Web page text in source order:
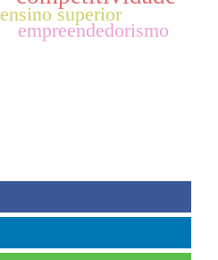
ensino superior
empreendedorismo